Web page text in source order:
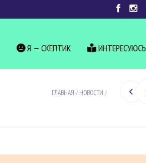
Я — СКЕПТИК ИНТЕРЕСУЮСЬ
ГЛАВНАЯ / НОВОСТИ /